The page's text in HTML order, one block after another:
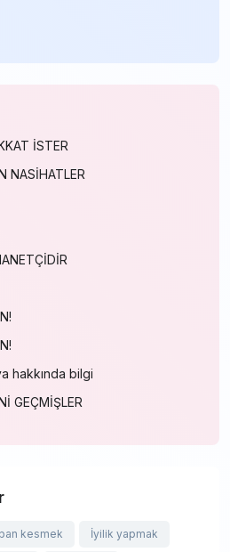
İSTER
NASİHATLER
hakkında bilgi
GEÇMİŞLER
kesmek İyilik yapmak